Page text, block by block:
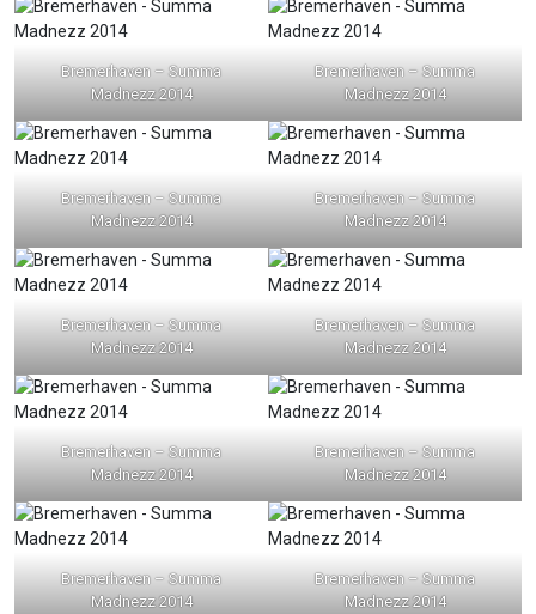
Bremerhaven – Summa
Madnezz 2014
Bremerhaven – Summa
Madnezz 2014
Bremerhaven – Summa
Madnezz 2014
Bremerhaven – Summa
Madnezz 2014
Bremerhaven – Summa
Madnezz 2014
Bremerhaven – Summa
Madnezz 2014
Bremerhaven – Summa
Madnezz 2014
Bremerhaven – Summa
Madnezz 2014
Bremerhaven – Summa
Madnezz 2014
Bremerhaven – Summa
Madnezz 2014